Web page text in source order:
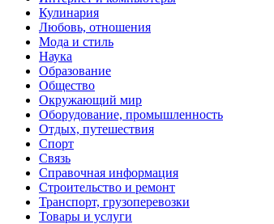
Кулинария
Любовь, отношения
Мода и стиль
Наука
Образование
Общество
Окружающий мир
Оборудование, промышленность
Отдых, путешествия
Спорт
Связь
Справочная информация
Строительство и ремонт
Транспорт, грузоперевозки
Товары и услуги